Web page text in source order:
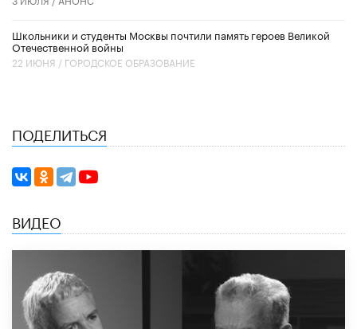
Школьники и студенты Москвы почтили память героев Великой
Отечественной войны
22 ИЮНЯ / ГОРОДСКОЕ ОБРАЗОВАНИЕ
ПОДЕЛИТЬСЯ
ВИДЕО